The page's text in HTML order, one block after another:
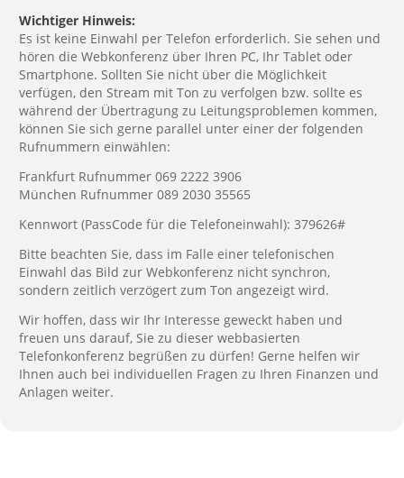
Wichtiger Hinweis:
Es ist keine Einwahl per Telefon erforderlich. Sie sehen und
hören die Webkonferenz über Ihren PC, Ihr Tablet oder
Smartphone. Sollten Sie nicht über die Möglichkeit
verfügen, den Stream mit Ton zu verfolgen bzw. sollte es
während der Übertragung zu Leitungsproblemen kommen,
können Sie sich gerne parallel unter einer der folgenden
Rufnummern einwählen:
Frankfurt Rufnummer 069 2222 3906
München Rufnummer 089 2030 35565
Kennwort (PassCode für die Telefoneinwahl): 379626#
Bitte beachten Sie, dass im Falle einer telefonischen
Einwahl das Bild zur Webkonferenz nicht synchron,
sondern zeitlich verzögert zum Ton angezeigt wird.
Wir hoffen, dass wir Ihr Interesse geweckt haben und
freuen uns darauf, Sie zu dieser webbasierten
Telefonkonferenz begrüßen zu dürfen! Gerne helfen wir
Ihnen auch bei individuellen Fragen zu Ihren Finanzen und
Anlagen weiter.